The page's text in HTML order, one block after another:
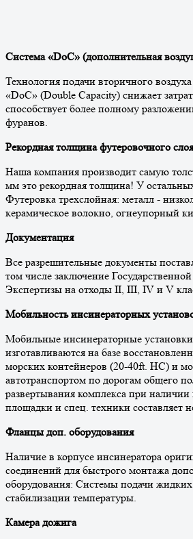
Система «DoC» (дополнительная
Технология подачи вторичного
«DoC» (Double Capacity) снижает
способствует более полному
фуранов.
Рекордная толщина футеровочного слоя
Наша компания производит самую
мм это рекордная толщина! У
Футеровка трехслойная: металл -
керамическое волокно, огнеупорный
Документация
Все разрешительные документы
том числе заключение
Экспертизы на отходы II, III, IV и V
Мобильность инсинераторных
Мобильные инсинераторные
изготавливаются на базе
морских контейнеров (20-40ft. HC) и
автотранспортом по дорогам общего
развертывания комплекса при
площадки и спец. техники составляет
Фланцы доп. оборудования
Наличие в корпусе инсинератора
соединений для быстрого монтажа
оборудования: Системы подачи
стабилизации температуры.
Камера дожига